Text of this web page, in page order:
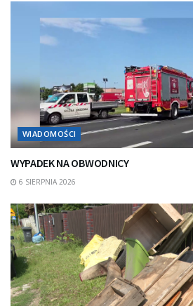
WIADOMOŚCI
WYPADEK NA OBWODNICY
6 SIERPNIA 2026